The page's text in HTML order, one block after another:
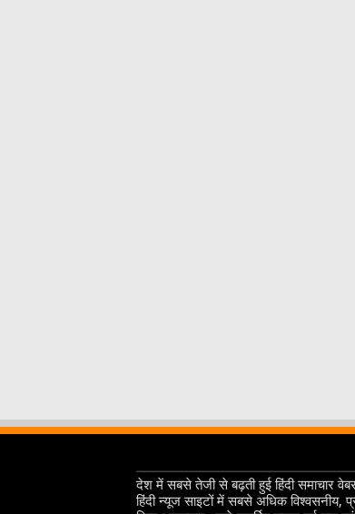
देश में सबसे तेजी से बढ़ती हुई हिंदी समाचार
हिंदी न्यूज साइटों में सबसे अधिक विश्वसनीय,